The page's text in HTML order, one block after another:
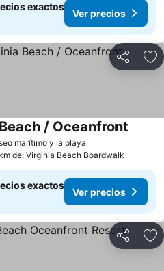
exactos
Ver precios
Compartir
marítimo y la playa
/ Oceanfront
de: Virginia Beach Boardwalk
exactos
Ver precios
Compartir